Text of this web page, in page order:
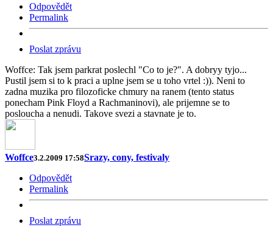
Odpovědět
Permalink
Poslat zprávu
Woffce: Tak jsem parkrat poslechl "Co to je?". A dobryy tyjo...
Pustil jsem si to k praci a uplne jsem se u toho vrtel :)). Neni to
zadna muzika pro filozoficke chmury na ranem (tento status
ponecham Pink Floyd a Rachmaninovi), ale prijemne se to
posloucha a nenudi. Takove svezi a stavnate je to.
Woffce3.2.2009 17:58Srazy, cony, festivaly
Odpovědět
Permalink
Poslat zprávu